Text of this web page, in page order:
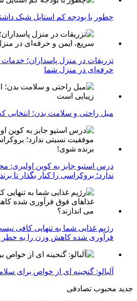
چطور با بودجه کم استایل شیک
تزریقات در منزل پاسداران؛
حرفه‌ای در منزل شما
مبل راحتی و سلامت بدن؛ انتخابی
درس استیو جابز به کوین اولیری:
ندارد؛ بروکراسی را کنار بگذار تا
رژیم غذایی شما به تنهایی کافی
فرآوری شده کاهش وزن را به خطر
آلبالو: گنجینه ای از خواص برای
جدید محبوب تصادفی